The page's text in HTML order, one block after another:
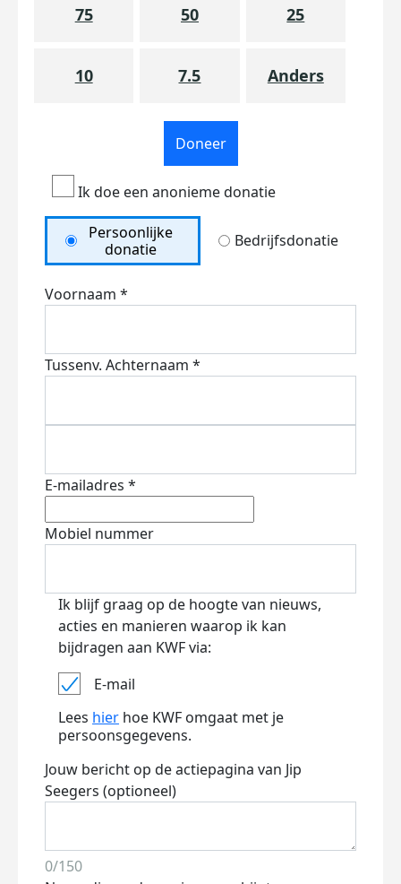
75 50 25
10 7.5 Anders
Doneer
Ik doe een anonieme donatie
Persoonlijke
donatie
Bedrijfsdonatie
Voornaam *
Tussenv. Achternaam *
E-mailadres *
Mobiel nummer
Ik blijf graag op de hoogte van nieuws,
acties en manieren waarop ik kan
bijdragen aan KWF via:
E-mail
Lees hier hoe KWF omgaat met je
persoonsgegevens.
Jouw bericht op de actiepagina van Jip
Seegers (optioneel)
0/150